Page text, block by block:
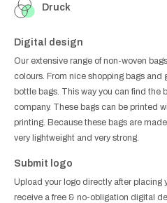
Druck
Digital design
Our extensive range of non-woven
colours. From nice shopping bags and
bottle bags. This way you can find the
company. These bags can be printed
printing. Because these bags are
very lightweight and very strong.
Submit logo
Upload your logo directly after placing
receive a free & no-obligation digital